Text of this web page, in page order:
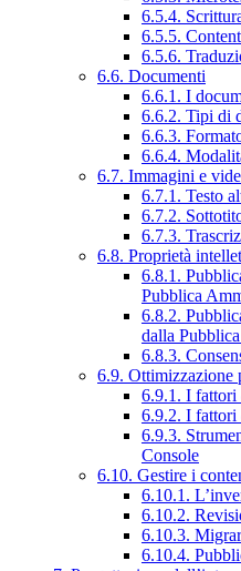
6.5.4.
6.5.5.
6.5.6.
6.6. Documenti
6.6.1. I
6.6.2. Tipi di
6.6.3.
6.6.4.
6.7. Immagini e
6.7.1. Testo
6.7.2.
6.7.3.
6.8. Proprietà
6.8.1.
Pubblica
6.8.2.
dalla
6.8.3.
6.9. Ottimizzazione
6.9.1. I fattori
6.9.2. I fattori
6.9.3.
Console
6.10. Gestire i
6.10.1.
6.10.2.
6.10.3.
6.10.4.